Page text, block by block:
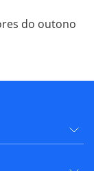
do outono